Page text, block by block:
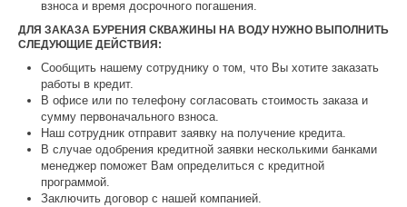
взноса и время досрочного погашения.
ДЛЯ ЗАКАЗА БУРЕНИЯ СКВАЖИНЫ НА ВОДУ НУЖНО ВЫПОЛНИТЬ
СЛЕДУЮЩИЕ ДЕЙСТВИЯ:
Сообщить нашему сотруднику о том, что Вы хотите заказать
работы в кредит.
В офисе или по телефону согласовать стоимость заказа и
сумму первоначального взноса.
Наш сотрудник отправит заявку на получение кредита.
В случае одобрения кредитной заявки несколькими банками
менеджер поможет Вам определиться с кредитной
программой.
Заключить договор с нашей компанией.